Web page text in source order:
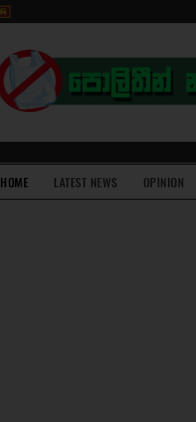
HOME(current)LATEST NEWS OPINION